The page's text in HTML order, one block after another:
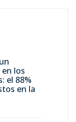
los
el 88%
en la